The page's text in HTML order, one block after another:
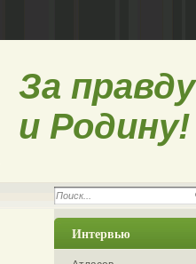
За правду
и Родину!
Интервью